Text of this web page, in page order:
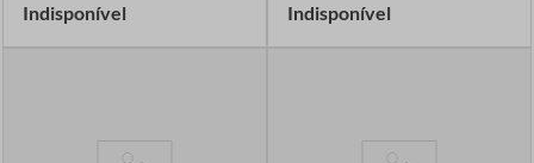
Indisponível Indisponível